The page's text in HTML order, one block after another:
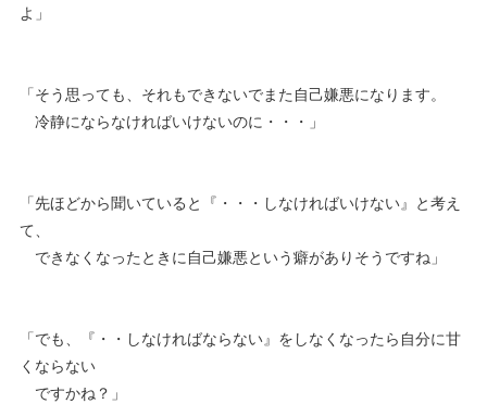
よ」
「そう思っても、それもできないでまた自己嫌悪になります。
冷静にならなければいけないのに・・・」
「先ほどから聞いていると『・・・しなければいけない』と考え
て、
できなくなったときに自己嫌悪という癖がありそうですね」
「でも、『・・しなければならない』をしなくなったら自分に甘
くならない
ですかね？」